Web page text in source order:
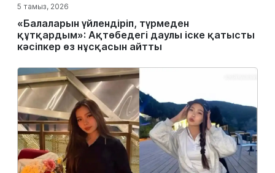
5 тамыз, 2026
«Балаларын үйлендіріп, түрмеден
құтқардым»: Ақтөбедегі даулы іске қатысты
кәсіпкер өз нұсқасын айтты